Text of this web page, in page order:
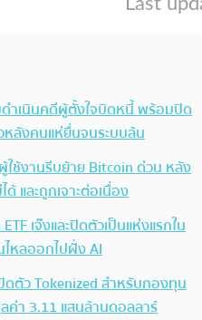
ำเนินคดีผู้ตั้งใจบิดหนี้ พร้อมปิด
หลังคนแห่ยื่นจนระบบล้น
ใช้งานรีบย้าย Bitcoin ด่วน หลัง
และถูกเจาะต่อเนื่อง
เจ๊งและปิดตัวเป็นแห่งแรกใน
หลออกไปฝั่ง AI
ดตัว Tokenized สำหรับกองทุน
ค่า 3.11 แสนล้านดอลลาร์